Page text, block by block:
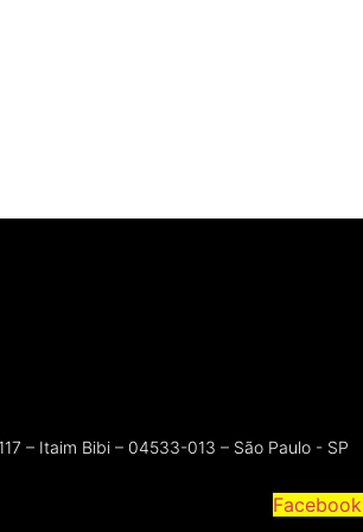
– Itaim Bibi – 04533-013 – São Paulo - SP
Facebook